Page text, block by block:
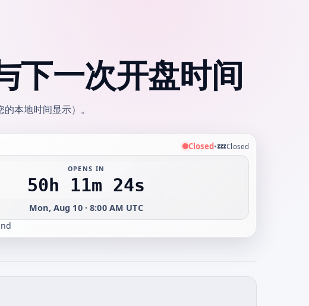
下一次开盘时间
本地时间显示）。
Closed•💤Closed
OPENS IN
50h 11m 24s
Mon, Aug 10 · 8:00 AM UTC